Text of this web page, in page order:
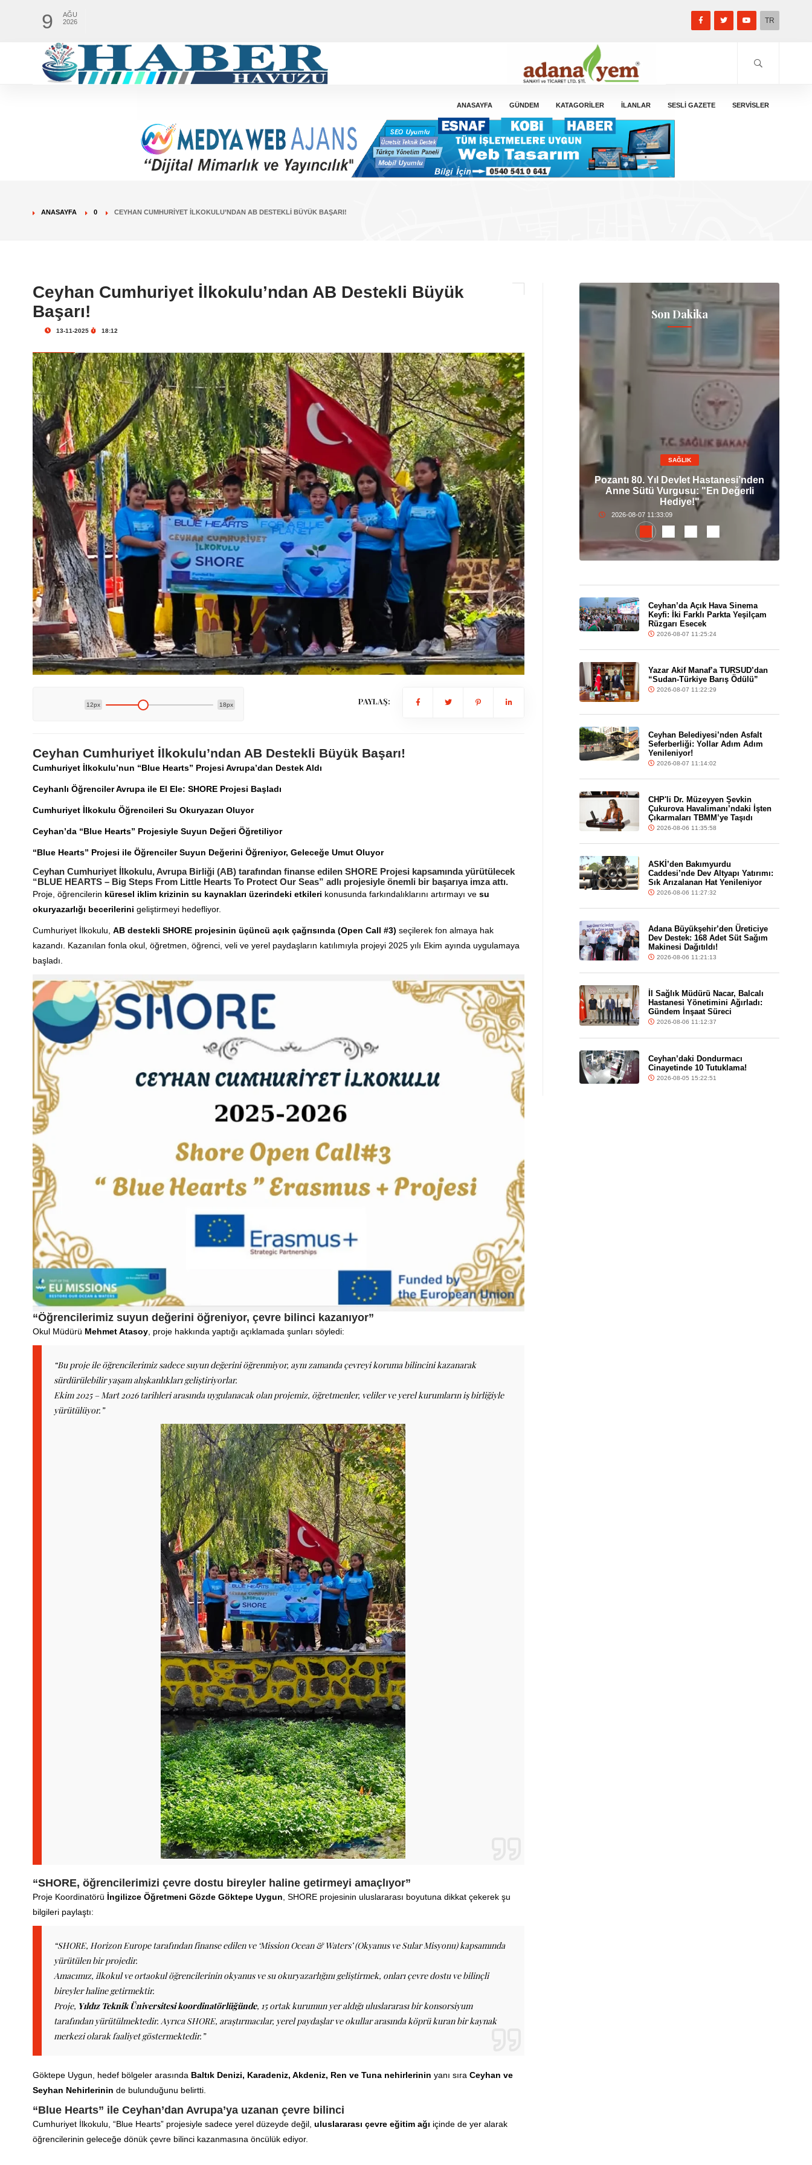
9
AĞU
2026
TR
ANASAYFA GÜNDEM KATAGORİLER İLANLAR SESLİ GAZETE SERVİSLER
ANASAYFA 0 CEYHAN CUMHURIYET İLKOKULU’NDAN AB DESTEKLI BÜYÜK BAŞARI!
Ceyhan Cumhuriyet İlkokulu’ndan AB Destekli Büyük
Başarı!
13-11-2025 18:12
12px 18px PAYLAŞ:
Ceyhan Cumhuriyet İlkokulu’ndan AB Destekli Büyük Başarı!
Cumhuriyet İlkokulu’nun “Blue Hearts” Projesi Avrupa’dan Destek Aldı
Ceyhanlı Öğrenciler Avrupa ile El Ele: SHORE Projesi Başladı
Cumhuriyet İlkokulu Öğrencileri Su Okuryazarı Oluyor
Ceyhan’da “Blue Hearts” Projesiyle Suyun Değeri Öğretiliyor
“Blue Hearts” Projesi ile Öğrenciler Suyun Değerini Öğreniyor, Geleceğe Umut Oluyor
Ceyhan Cumhuriyet İlkokulu, Avrupa Birliği (AB) tarafından finanse edilen SHORE Projesi kapsamında yürütülecek
“BLUE HEARTS – Big Steps From Little Hearts To Protect Our Seas” adlı projesiyle önemli bir başarıya imza attı.
Proje, öğrencilerin küresel iklim krizinin su kaynakları üzerindeki etkileri konusunda farkındalıklarını artırmayı ve su
okuryazarlığı becerilerini geliştirmeyi hedefliyor.
Cumhuriyet İlkokulu, AB destekli SHORE projesinin üçüncü açık çağrısında (Open Call #3) seçilerek fon almaya hak
kazandı. Kazanılan fonla okul, öğretmen, öğrenci, veli ve yerel paydaşların katılımıyla projeyi 2025 yılı Ekim ayında uygulamaya
başladı.
“Öğrencilerimiz suyun değerini öğreniyor, çevre bilinci kazanıyor”
Okul Müdürü Mehmet Atasoy, proje hakkında yaptığı açıklamada şunları söyledi:
“Bu proje ile öğrencilerimiz sadece suyun değerini öğrenmiyor, aynı zamanda çevreyi koruma bilincini kazanarak
sürdürülebilir yaşam alışkanlıkları geliştiriyorlar.
Ekim 2025 – Mart 2026 tarihleri arasında uygulanacak olan projemiz, öğretmenler, veliler ve yerel kurumların iş birliğiyle
yürütülüyor.”
“SHORE, öğrencilerimizi çevre dostu bireyler haline getirmeyi amaçlıyor”
Proje Koordinatörü İngilizce Öğretmeni Gözde Göktepe Uygun , SHORE projesinin uluslararası boyutuna dikkat çekerek şu
bilgileri paylaştı:
“SHORE, Horizon Europe tarafından finanse edilen ve ‘Mission Ocean & Waters’ (Okyanus ve Sular Misyonu) kapsamında
yürütülen bir projedir.
Amacımız, ilkokul ve ortaokul öğrencilerinin okyanus ve su okuryazarlığını geliştirmek, onları çevre dostu ve bilinçli
bireyler haline getirmektir.
Proje, Yıldız Teknik Üniversitesi koordinatörlüğünde, 15 ortak kurumun yer aldığı uluslararası bir konsorsiyum
tarafından yürütülmektedir. Ayrıca SHORE, araştırmacılar, yerel paydaşlar ve okullar arasında köprü kuran bir kaynak
merkezi olarak faaliyet göstermektedir.”
Göktepe Uygun, hedef bölgeler arasında Baltık Denizi, Karadeniz, Akdeniz, Ren ve Tuna nehirlerinin yanı sıra Ceyhan ve
Seyhan Nehirlerinin de bulunduğunu belirtti.
“Blue Hearts” ile Ceyhan’dan Avrupa’ya uzanan çevre bilinci
Cumhuriyet İlkokulu, “Blue Hearts” projesiyle sadece yerel düzeyde değil, uluslararası çevre eğitim ağı içinde de yer alarak
öğrencilerinin geleceğe dönük çevre bilinci kazanmasına öncülük ediyor.
Son Dakika
GÜNDEM
Ceyhan Belediyesi’nden Asfalt
Seferberliği: Yollar Adım Adım
Yenileniyor!
2026-08-07 11:14:02
SAĞLIK
Pozantı 80. Yıl Devlet Hastanesi’nden
Anne Sütü Vurgusu: "En Değerli
Hediye!"
2026-08-07 11:33:09
Ceyhan’da Açık Hava Sinema
Keyfi: İki Farklı Parkta Yeşilçam
Rüzgarı Esecek
2026-08-07 11:25:24
Yazar Akif Manaf’a TURSUD’dan
“Sudan-Türkiye Barış Ödülü”
2026-08-07 11:22:29
Ceyhan Belediyesi’nden Asfalt
Seferberliği: Yollar Adım Adım
Yenileniyor!
2026-08-07 11:14:02
CHP'li Dr. Müzeyyen Şevkin
Çukurova Havalimanı’ndaki İşten
Çıkarmaları TBMM’ye Taşıdı
2026-08-06 11:35:58
ASKİ’den Bakımyurdu
Caddesi’nde Dev Altyapı Yatırımı:
Sık Arızalanan Hat Yenileniyor
2026-08-06 11:27:32
Adana Büyükşehir’den Üreticiye
Dev Destek: 168 Adet Süt Sağım
Makinesi Dağıtıldı!
2026-08-06 11:21:13
İl Sağlık Müdürü Nacar, Balcalı
Hastanesi Yönetimini Ağırladı:
Gündem İnşaat Süreci
2026-08-06 11:12:37
Ceyhan’daki Dondurmacı
Cinayetinde 10 Tutuklama!
2026-08-05 15:22:51